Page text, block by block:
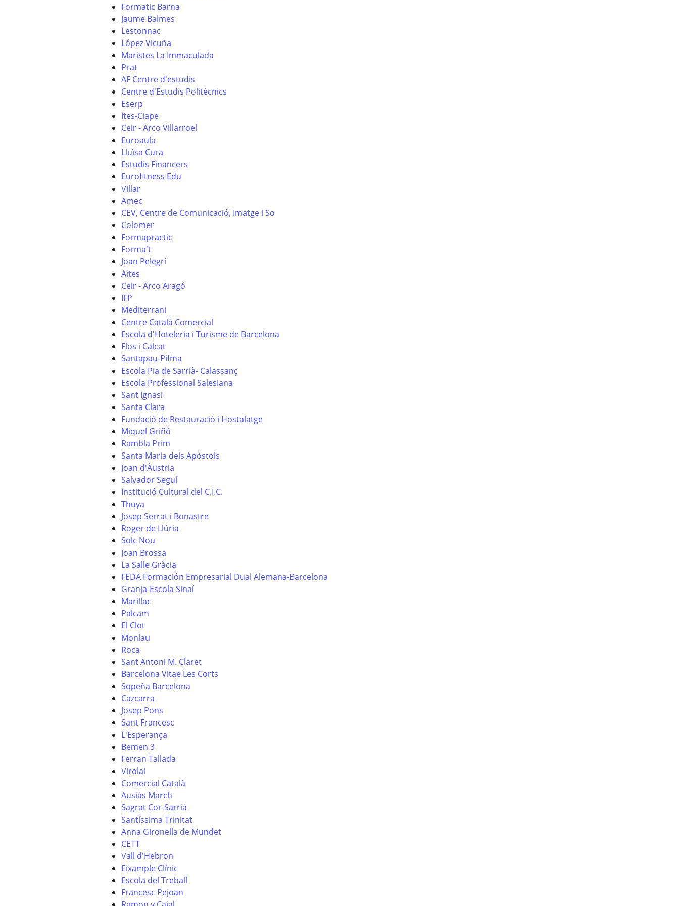
Formatic Barna
Jaume Balmes
Lestonnac
López Vicuña
Maristes La Immaculada
Prat
AF Centre d'estudis
Centre d'Estudis Politècnics
Eserp
Ites-Ciape
Ceir - Arco Villarroel
Euroaula
Lluïsa Cura
Estudis Financers
Eurofitness Edu
Villar
Amec
CEV, Centre de Comunicació, Imatge i So
Colomer
Formapractic
Forma't
Joan Pelegrí
Aites
Ceir - Arco Aragó
IFP
Mediterrani
Centre Català Comercial
Escola d'Hoteleria i Turisme de Barcelona
Flos i Calcat
Santapau-Pifma
Escola Pia de Sarrià- Calassanç
Escola Professional Salesiana
Sant Ignasi
Santa Clara
Fundació de Restauració i Hostalatge
Miquel Griñó
Rambla Prim
Santa Maria dels Apòstols
Joan d'Àustria
Salvador Seguí
Institució Cultural del C.I.C.
Thuya
Josep Serrat i Bonastre
Roger de Llúria
Solc Nou
Joan Brossa
La Salle Gràcia
FEDA Formación Empresarial Dual Alemana-Barcelona
Granja-Escola Sinaí
Marillac
Palcam
El Clot
Monlau
Roca
Sant Antoni M. Claret
Barcelona Vitae Les Corts
Sopeña Barcelona
Cazcarra
Josep Pons
Sant Francesc
L'Esperança
Bemen 3
Ferran Tallada
Virolai
Comercial Català
Ausiàs March
Sagrat Cor-Sarrià
Santíssima Trinitat
Anna Gironella de Mundet
CETT
Vall d'Hebron
Eixample Clínic
Escola del Treball
Francesc Pejoan